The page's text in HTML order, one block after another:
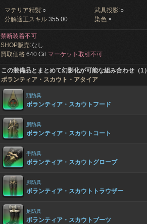
マテリア精製:○ 武具投影:○
分解適正スキル:355.00 染色:×
禁断装着不可
SHOP販売:なし
買取価格:640 Gil マーケット取引不可
この装備品とまとめて幻影化が可能な組み合わせ（1）
ボランティア・スカウト・アタイア
頭防具
ボランティア・スカウトフード
胴防具
ボランティア・スカウトコート
手防具
ボランティア・スカウトグローブ
脚防具
ボランティア・スカウトトラウザー
足防具
ボランティア・スカウトブーツ